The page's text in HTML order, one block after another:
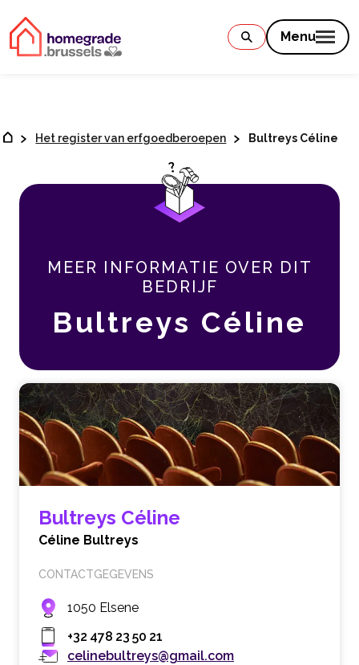
Menu
Het register van erfgoedberoepen Bultreys Céline
MEER INFORMATIE OVER DIT
BEDRIJF
Bultreys Céline
Bultreys Céline
Céline Bultreys
CONTACTGEGEVENS
1050 Elsene
+32 478 23 50 21
celinebultreys@gmail.com